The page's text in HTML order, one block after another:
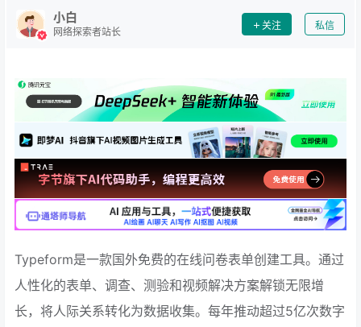
小白
网络探索者站长
关注 私信
Typeform是一款国外免费的在线问卷表单创建工具。通过
人性化的表单、调查、测验和视频解决方案解锁无限增
长，将人际关系转化为数据收集。每年推动超过5亿次数字